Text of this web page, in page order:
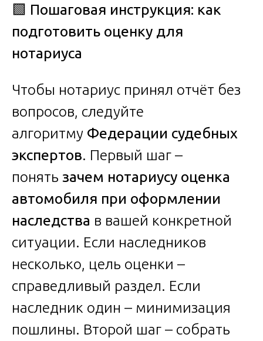
🟩 Пошаговая инструкция: как
подготовить оценку для
нотариуса
Чтобы нотариус принял отчёт без
вопросов, следуйте
алгоритму Федерации судебных
экспертов. Первый шаг –
понять зачем нотариусу оценка
автомобиля при оформлении
наследства в вашей конкретной
ситуации. Если наследников
несколько, цель оценки –
справедливый раздел. Если
наследник один – минимизация
пошлины. Второй шаг – собрать